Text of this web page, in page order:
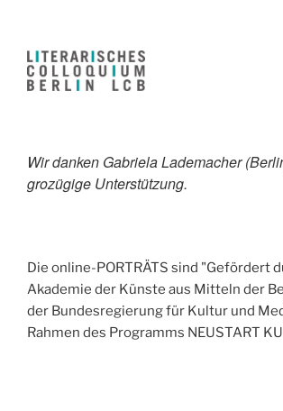
Wir danken Gabriela Lademacher
grozügige Unterstützung.
Die online-PORTRÄTS sind "Gefördert
Akademie der Künste aus Mitteln der
der Bundesregierung für Kultur und
Rahmen des Programms NEUSTART